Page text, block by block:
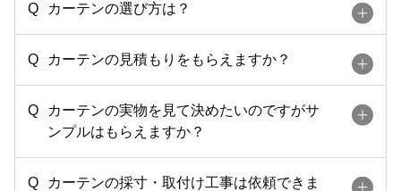
カーテンの選び方は？
カーテンの見積もりをもらえますか？
カーテンの実物を見て決めたいのですがサ
ンプルはもらえますか？
カーテンの採寸・取付け工事は依頼できま